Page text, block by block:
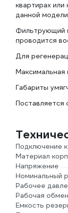
квартирах
данной
Фильтрующий
проводится
Для
Максимальная
Габариты
Поставляется
Подключение
Материал
Напряжение
Номинальный
Рабочее
Рабочая
Емкость